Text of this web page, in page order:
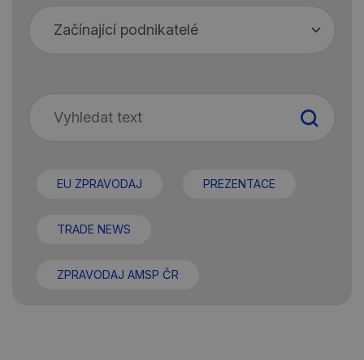
EU ZPRAVODAJ PREZENTACE
TRADE NEWS
ZPRAVODAJ AMSP ČR